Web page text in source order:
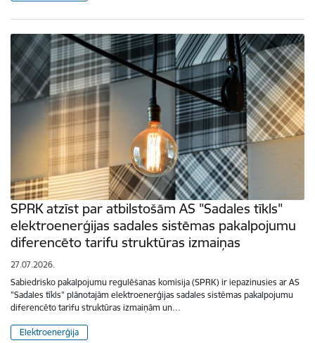
SPRK atzīst par atbilstošām AS "Sadales tīkls"
elektroenerģijas sadales sistēmas pakalpojumu
diferencēto tarifu struktūras izmaiņas
27.07.2026.
Sabiedrisko pakalpojumu regulēšanas komisija (SPRK) ir iepazinusies ar AS
"Sadales tīkls" plānotajām elektroenerģijas sadales sistēmas pakalpojumu
diferencēto tarifu struktūras izmaiņām un…
Elektroenerģija